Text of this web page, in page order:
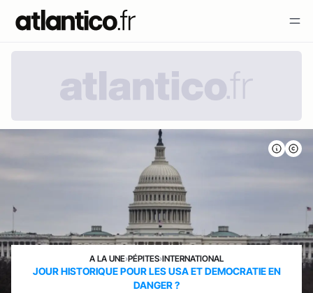
A LA UNE›PÉPITES›INTERNATIONAL
JOUR HISTORIQUE POUR LES USA ET DEMOCRATIE EN
DANGER ?